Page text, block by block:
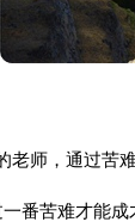
师，通过苦难
番苦难才能